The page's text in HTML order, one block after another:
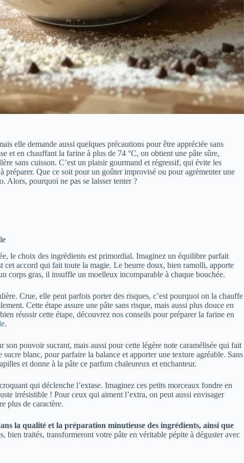
elle demande aussi quelques précautions pour être appréciée sans
et en chauffant la farine à plus de 74 °C, on obtient une pâte sûre,
sans cuisson. C’est un plaisir gourmand et régressif, qui évite les
préparer. Que ce soit pour un goûter improvisé ou pour agrémenter une
Alors, pourquoi ne pas se laisser tenter ?
le choix des ingrédients est primordial. Imaginez un équilibre parfait
cet accord qui fait toute la magie. Le beurre doux, bien ramolli, apporte
corps gras, il insuffle un moelleux incomparable à chaque bouchée.
Crue, elle peut parfois porter des risques, c’est pourquoi on la chauffe
Cette étape assure une pâte sans risque, mais aussi plus douce en
réussir cette étape, découvrez nos conseils pour préparer la farine en
.
son pouvoir sucrant, mais aussi pour cette légère note caramélisée qui fait
blanc, pour parfaire la balance et apporter une texture agréable. Sans
et donne à la pâte ce parfum chaleureux et enchanteur.
qui déclenche l’extase. Imaginez ces petits morceaux fondre en
irrésistible ! Pour ceux qui aiment l’extra, on peut aussi envisager
plus de caractère.
la qualité et la préparation minutieuse des ingrédients, ainsi que
bien traités, transformeront votre pâte en véritable pépite à déguster avec